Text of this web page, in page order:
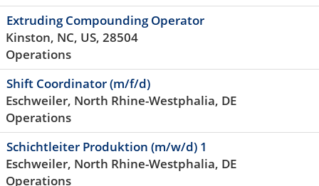
Extruding Compounding Operator
Kinston, NC, US, 28504
Operations
Shift Coordinator (m/f/d)
Eschweiler, North Rhine-Westphalia, DE
Operations
Schichtleiter Produktion (m/w/d) 1
Eschweiler, North Rhine-Westphalia, DE
Operations